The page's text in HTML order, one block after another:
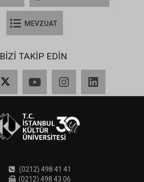
MEVZUAT
BİZİ TAKİP EDİN
(0212) 498 41 41
(0212) 498 43 06